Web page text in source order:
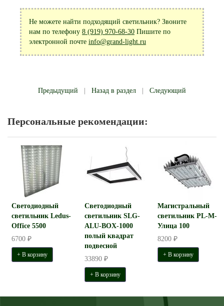
Не можете найти подходящий светильник? Звоните
нам по телефону 8 (919) 970-68-30 Пишите по
электронной почте info@grand-light.ru
Предыдущий Назад в раздел Следующий
Персональные рекомендации:
Светодиодный
светильник Ledus-
Office 5500
6700 ₽
+ В корзину
Светодиодный
светильник SLG-
ALU-BOX-1000
полый квадрат
подвесной
33890 ₽
+ В корзину
Магистральный
светильник PL-M-
Улица 100
8200 ₽
+ В корзину